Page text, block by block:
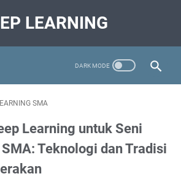
LEARNING
SMA
Learning untuk Seni
Teknologi dan Tradisi